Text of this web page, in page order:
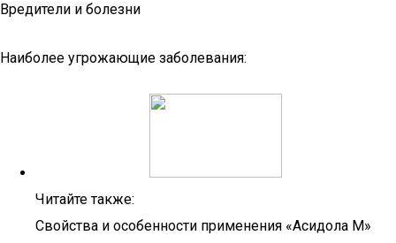
Вредители и болезни
Наиболее угрожающие заболевания:
Читайте также:
Свойства и особенности применения «Асидола М»